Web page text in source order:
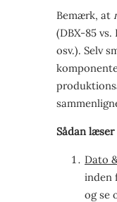
Bemærk, at
(DBX-85
osv.). Selv
Sådan
Dato
inden
og se